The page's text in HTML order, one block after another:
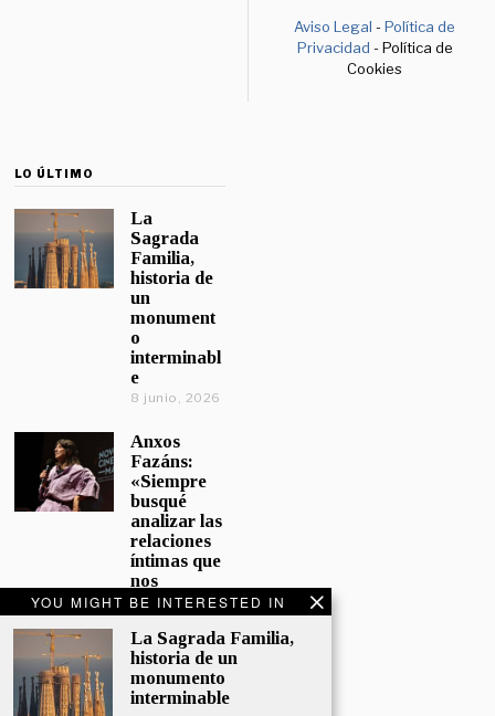
YOU MIGHT BE INTERESTED IN
La Sagrada Familia,
historia de un
monumento
interminable
Aviso Legal -Política de
Privacidad - Política de
Cookies
LO ÚLTIMO
La
Sagrada
Familia,
historia de
un
monument
o
interminabl
e
8 junio, 2026
Anxos
Fazáns:
«Siempre
busqué
analizar las
relaciones
íntimas que
nos
afectan»
El hijo de la
cómica, el
homenaje